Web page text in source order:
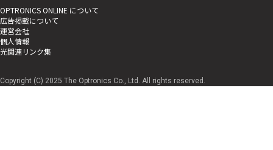
OPTRONICS ONLINE について
広告掲載について
運営会社
個人情報
光関連リンク集
Copyright (C) 2025 The Optronics Co., Ltd. All rights reserved.